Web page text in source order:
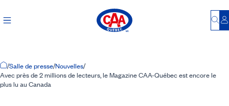
Accueil
/Salle de presse/Nouvelles/
Avec près de 2 millions de lecteurs, le Magazine CAA-Québec est encore le
plus lu au Canada